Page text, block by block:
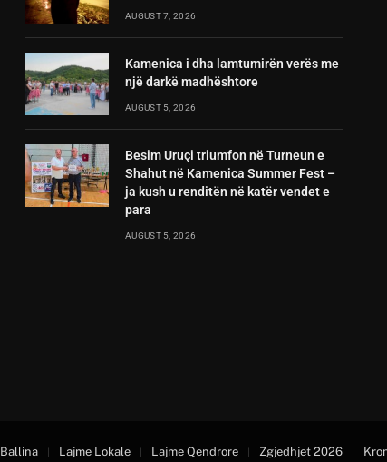
AUGUST 7, 2026
Kamenica i dha lamtumirën verës me
një darkë madhështore
AUGUST 5, 2026
Besim Uruçi triumfon në Turneun e
Shahut në Kamenica Summer Fest –
ja kush u renditën në katër vendet e
para
AUGUST 5, 2026
Ballina Lajme Lokale Lajme Qendrore Zgjedhjet 2026